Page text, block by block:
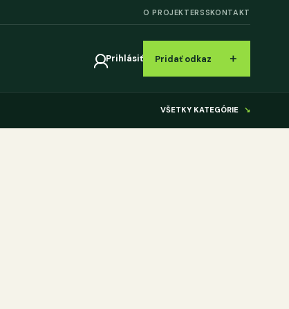
O PROJEKTERSSKONTAKT
Prihlásiť Pridať odkaz ＋
VŠETKY KATEGÓRIE ↘